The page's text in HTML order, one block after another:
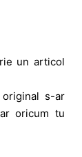
un articol
s-ar
oricum tu